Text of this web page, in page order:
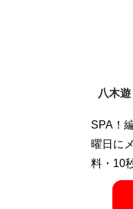
八木遊
1976年
をアメ
業務な
SPA！
曜日に
料・10